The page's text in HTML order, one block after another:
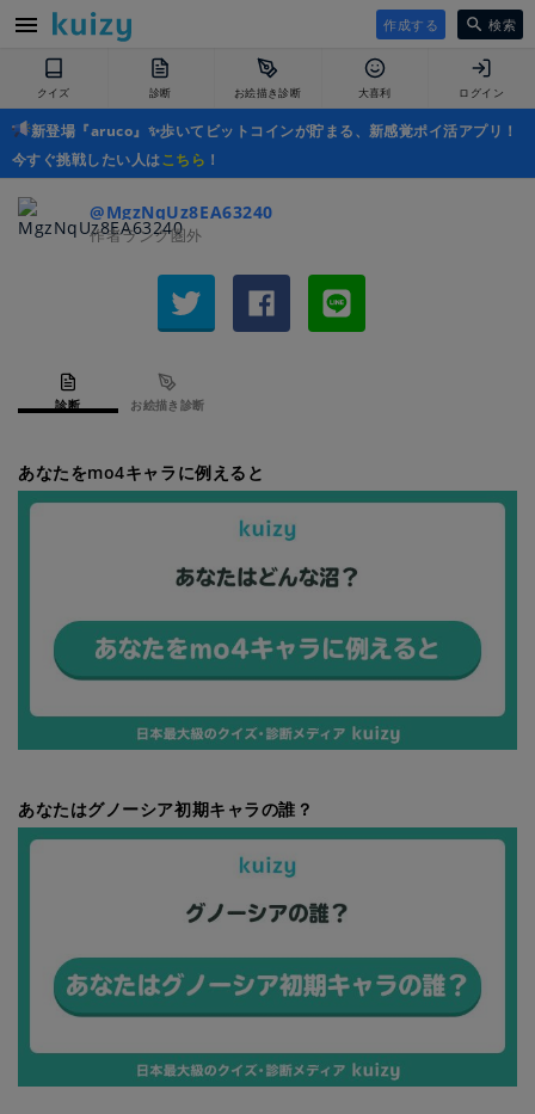
作成する 検索
クイズ 診断 お絵描き診断 大喜利 ログイン
新登場『aruco』✨歩いてビットコインが貯まる、新感覚ポイ活アプリ！
今すぐ挑戦したい人はこちら ！
@MgzNqUz8EA63240
作者ランク圏外
診断 お絵描き診断
あなたをmo4キャラに例えると
あなたはグノーシア初期キャラの誰？